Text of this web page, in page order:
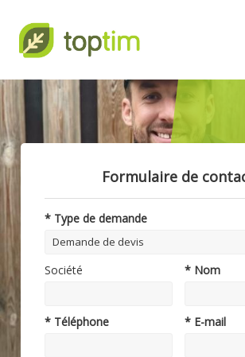
Formulaire de
* Type de demande
Société * Nom
* Téléphone * E-mail